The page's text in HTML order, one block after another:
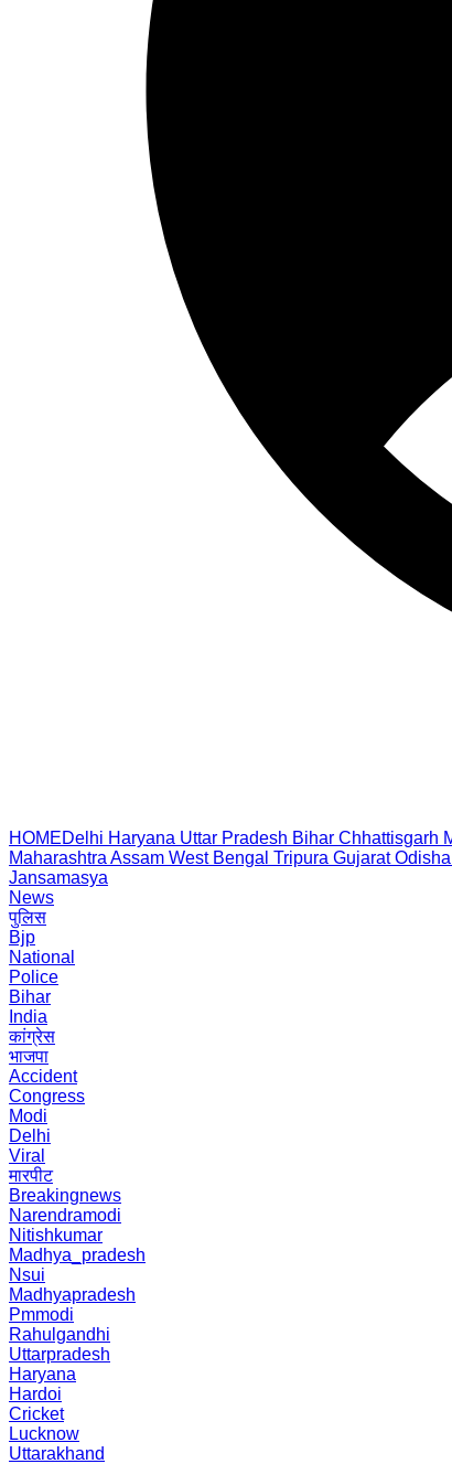
HOMEDelhi Haryana Uttar Pradesh Bihar Chhattisgarh
Maharashtra Assam West Bengal Tripura Gujarat Odisha
Jansamasya
News
पुलिस
Bjp
National
Police
Bihar
India
कांग्रेस
भाजपा
Accident
Congress
Modi
Delhi
Viral
मारपीट
Breakingnews
Narendramodi
Nitishkumar
Madhya_pradesh
Nsui
Madhyapradesh
Pmmodi
Rahulgandhi
Uttarpradesh
Haryana
Hardoi
Cricket
Lucknow
Uttarakhand